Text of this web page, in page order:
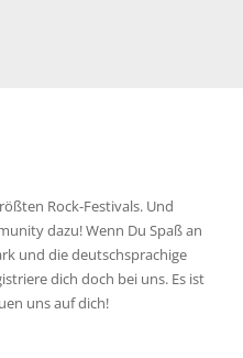
Rock-Festivals. Und
dazu! Wenn Du Spaß an
und die deutschsprachige
dich doch bei uns. Es ist
uns auf dich!